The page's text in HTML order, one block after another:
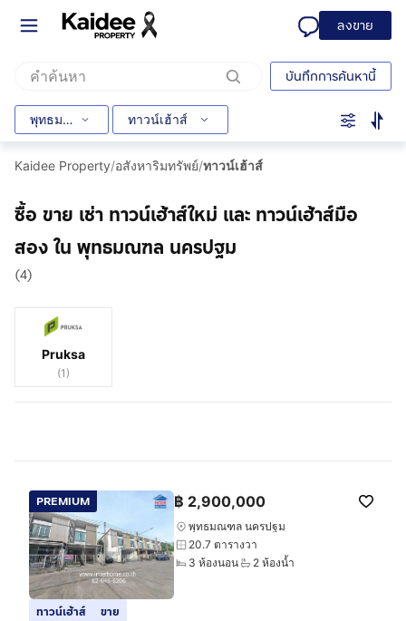
ลงขาย
บันทึกการค้นหานี้
พุทธมณฑล ทาวน์เฮ้าส์
Kaidee Property/อสังหาริมทรัพย์/ทาวน์เฮ้าส์
ซื้อ ขาย เช่า ทาวน์เฮ้าส์ใหม่ และ ทาวน์เฮ้าส์มือ
สอง ใน พุทธมณฑล นครปฐม
(4)
Pruksa
(1 )
PREMIUM ฿ 2,900,000
พุทธมณฑล นครปฐม
20.7 ตารางวา
3 ห้องนอน
2 ห้องน้ำ
ทาวน์เฮ้าส์ ขาย